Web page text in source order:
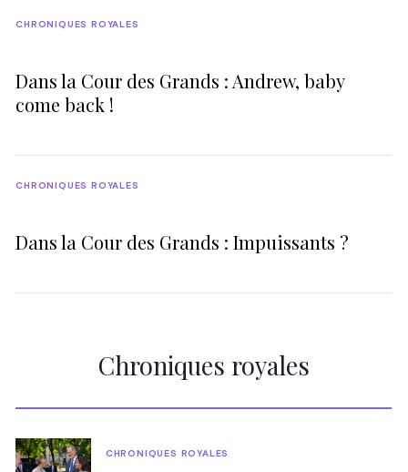
Dans la Cour des Grands : Andrew, baby
come back !
CHRONIQUES ROYALES
Dans la Cour des Grands : Impuissants ?
CHRONIQUES ROYALES
Chroniques royales
CHRONIQUES ROYALES